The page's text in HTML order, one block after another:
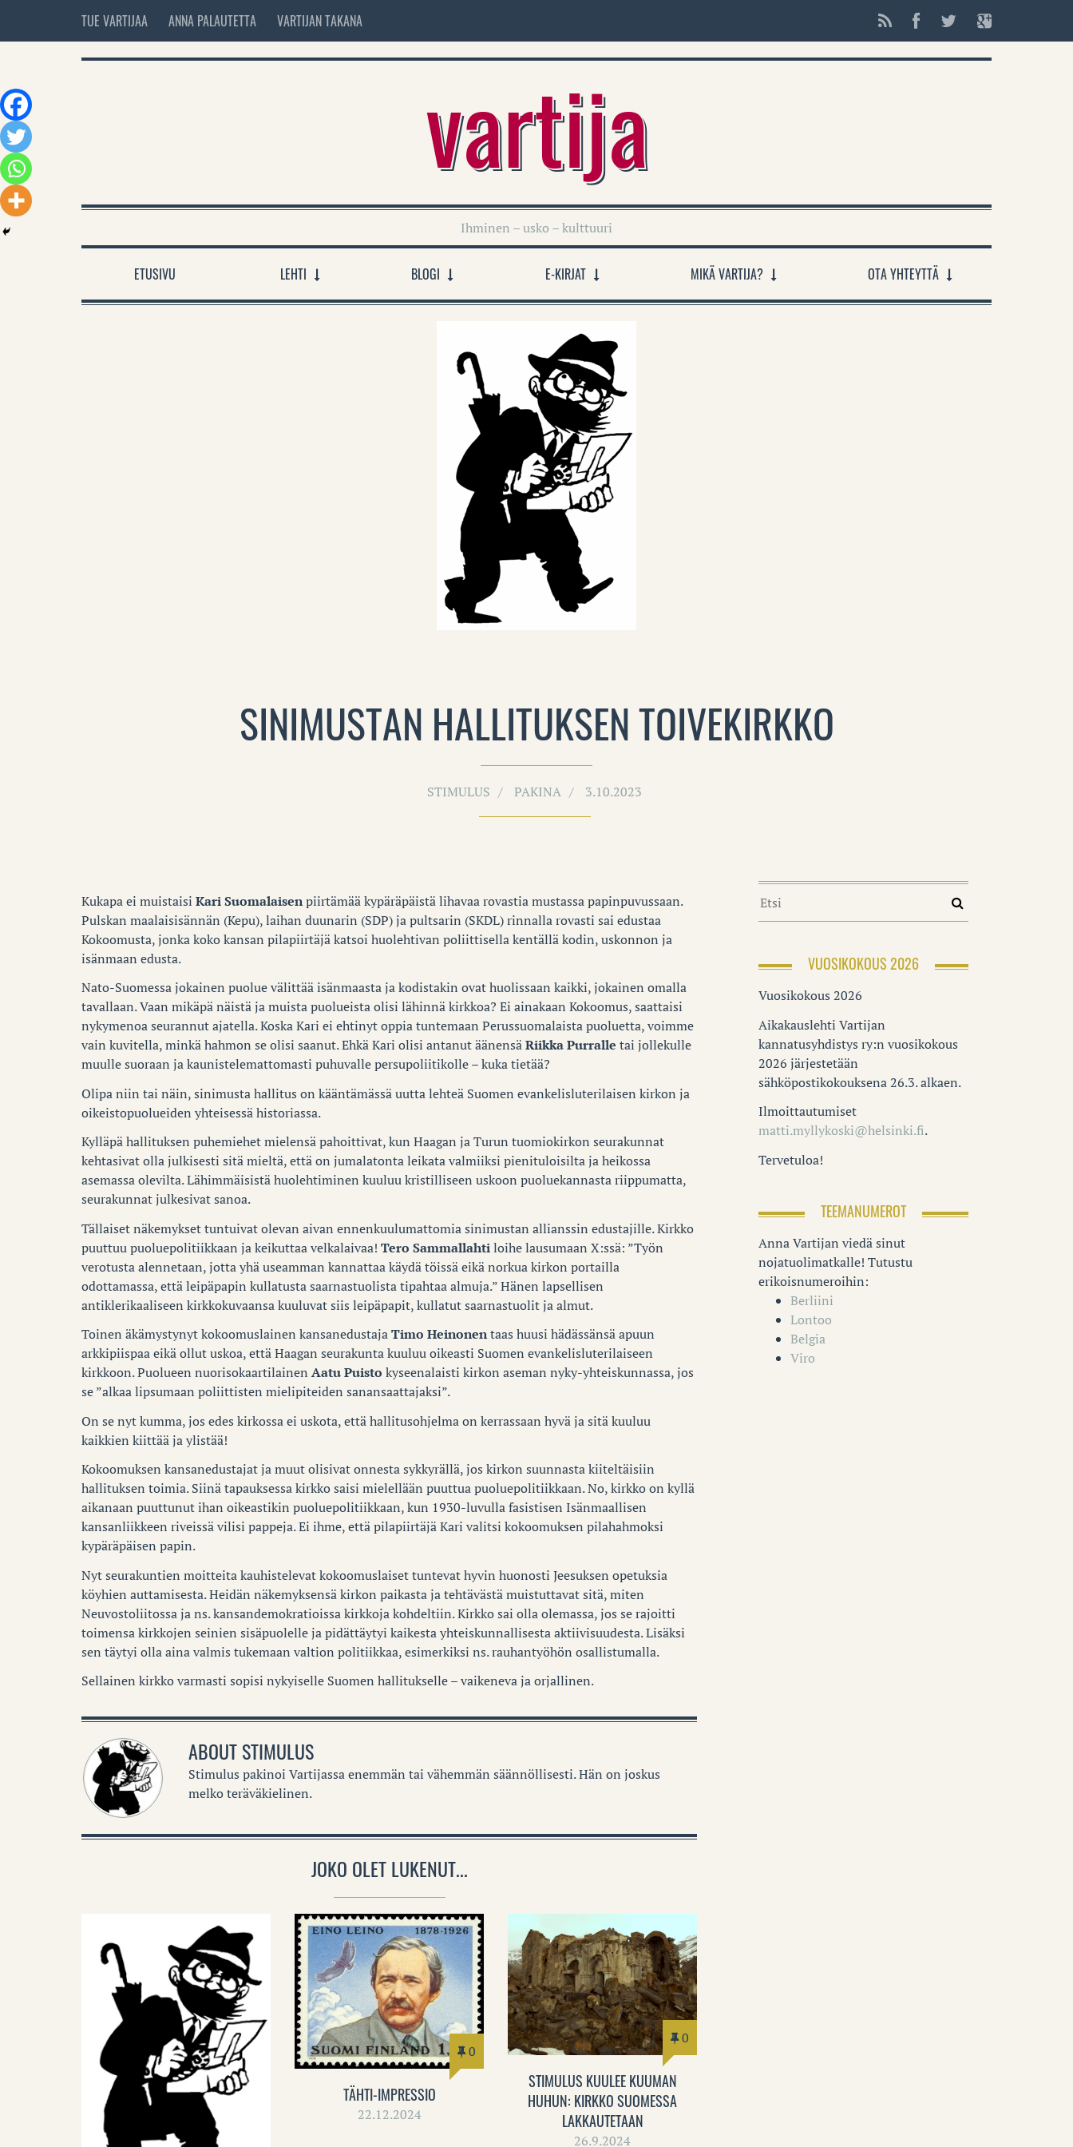
TUE VARTIJAA ANNA PALAUTETTA VARTIJAN TAKANA
vartija
Ihminen – usko – kulttuuri
ETUSIVU LEHTI BLOGI E-KIRJAT MIKÄ VARTIJA? OTA YHTEYTTÄ
SINIMUSTAN HALLITUKSEN TOIVEKIRKKO
STIMULUS PAKINA 3.10.2023
Kukapa ei muistaisi Kari Suomalaisenpiirtämää kypäräpäistä lihavaa rovastia mustassa papinpuvussaan.
Pulskan maalaisisännän (Kepu), laihan duunarin (SDP) ja pultsarin (SKDL) rinnalla rovasti sai edustaa
Kokoomusta, jonka koko kansan pilapiirtäjä katsoi huolehtivan poliittisella kentällä kodin, uskonnon ja
isänmaan edusta.
Nato-Suomessa jokainen puolue välittää isänmaasta ja kodistakin ovat huolissaan kaikki, jokainen omalla
tavallaan. Vaan mikäpä näistä ja muista puolueista olisi lähinnä kirkkoa? Ei ainakaan Kokoomus, saattaisi
nykymenoa seurannut ajatella. Koska Kari ei ehtinyt oppia tuntemaan Perussuomalaista puoluetta, voimme
vain kuvitella, minkä hahmon se olisi saanut. Ehkä Kari olisi antanut äänensäRiikka Purralle tai jollekulle
muulle suoraan ja kaunistelemattomasti puhuvalle persupoliitikolle – kuka tietää?
Olipa niin tai näin, sinimusta hallitus on kääntämässä uutta lehteä Suomen evankelisluterilaisen kirkon ja
oikeistopuolueiden yhteisessä historiassa.
Kylläpä hallituksen puhemiehet mielensä pahoittivat, kun Haagan ja Turun tuomiokirkon seurakunnat
kehtasivat olla julkisesti sitä mieltä, että on jumalatonta leikata valmiiksi pienituloisilta ja heikossa
asemassa olevilta. Lähimmäisistä huolehtiminen kuuluu kristilliseen uskoon puoluekannasta riippumatta,
seurakunnat julkesivat sanoa.
Tällaiset näkemykset tuntuivat olevan aivan ennenkuulumattomia sinimustan allianssin edustajille. Kirkko
puuttuu puoluepolitiikkaan ja keikuttaa velkalaivaa! Tero Sammallahtiloihe lausumaan X:ssä: ”Työn
verotusta alennetaan, jotta yhä useamman kannattaa käydä töissä eikä norkua kirkon portailla
odottamassa, että leipäpapin kullatusta saarnastuolista tipahtaa almuja.” Hänen lapsellisen
antiklerikaaliseen kirkkokuvaansa kuuluvat siis leipäpapit, kullatut saarnastuolit ja almut.
Toinen äkämystynyt kokoomuslainen kansanedustajaTimo Heinonentaas huusi hädässänsä apuun
arkkipiispaa eikä ollut uskoa, että Haagan seurakunta kuuluu oikeasti Suomen evankelisluterilaiseen
kirkkoon. Puolueen nuorisokaartilainen Aatu Puisto kyseenalaisti kirkon aseman nyky-yhteiskunnassa, jos
se ”alkaa lipsumaan poliittisten mielipiteiden sanansaattajaksi”.
On se nyt kumma, jos edes kirkossa ei uskota, että hallitusohjelma on kerrassaan hyvä ja sitä kuuluu
kaikkien kiittää ja ylistää!
Kokoomuksen kansanedustajat ja muut olisivat onnesta sykkyrällä, jos kirkon suunnasta kiiteltäisiin
hallituksen toimia. Siinä tapauksessa kirkko saisi mielellään puuttua puoluepolitiikkaan. No, kirkko on kyllä
aikanaan puuttunut ihan oikeastikin puoluepolitiikkaan, kun 1930-luvulla fasistisen Isänmaallisen
kansanliikkeen riveissä vilisi pappeja. Ei ihme, että pilapiirtäjä Kari valitsi kokoomuksen pilahahmoksi
kypäräpäisen papin.
Nyt seurakuntien moitteita kauhistelevat kokoomuslaiset tuntevat hyvin huonosti Jeesuksen opetuksia
köyhien auttamisesta. Heidän näkemyksensä kirkon paikasta ja tehtävästä muistuttavat sitä, miten
Neuvostoliitossa ja ns. kansandemokratioissa kirkkoja kohdeltiin. Kirkko sai olla olemassa, jos se rajoitti
toimensa kirkkojen seinien sisäpuolelle ja pidättäytyi kaikesta yhteiskunnallisesta aktiivisuudesta. Lisäksi
sen täytyi olla aina valmis tukemaan valtion politiikkaa, esimerkiksi ns. rauhantyöhön osallistumalla.
Sellainen kirkko varmasti sopisi nykyiselle Suomen hallitukselle – vaikeneva ja orjallinen.
ABOUTSTIMULUS
Stimulus pakinoi Vartijassa enemmän tai vähemmän säännöllisesti. Hän on joskus
melko teräväkielinen.
JOKO OLET LUKENUT...
0
TÄHTI-IMPRESSIO
22.12.2024
0
STIMULUS KUULEE KUUMAN
HUHUN: KIRKKO SUOMESSA
LAKKAUTETAAN
26.9.2024
VUOSIKOKOUS 2026
Vuosikokous 2026
Aikakauslehti Vartijan
kannatusyhdistys ry:n vuosikokous
2026 järjestetään
sähköpostikokouksena 26.3. alkaen.
Ilmoittautumiset
matti.myllykoski@helsinki.fi.
Tervetuloa!
TEEMANUMEROT
Anna Vartijan viedä sinut
nojatuolimatkalle! Tutustu
erikoisnumeroihin:
Berliini
Lontoo
Belgia
Viro